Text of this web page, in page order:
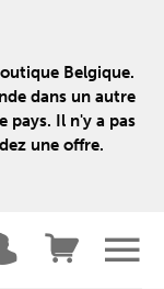
Belgique.
dans un autre
pays. Il n'y a pas
une offre.